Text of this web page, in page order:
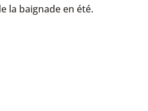
la baignade en été.